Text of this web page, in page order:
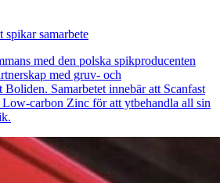
samarbete
med den polska spikproducenten
med gruv- och
Boliden. Samarbetet innebär att Scanfast
carbon Zinc för att ytbehandla all sin